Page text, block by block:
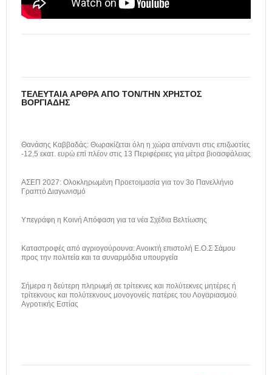
ΤΕΛΕΥΤΑΊΑ ΆΡΘΡΑ ΑΠΌ ΤΟΝ/ΤΗΝ ΧΡΉΣΤΟΣ
ΒΟΡΓΙΆΔΗΣ
Θανάσης Καββαδάς: Θωρακίζεται όλη η χώρα απέναντι στις επιζωοτίες
-12,5 εκατ. ευρώ επί πλέον στις 13 Περιφέρειες για μέτρα βιοασφάλειας
ΑΣΕΠ 2027: Ολοκληρωμένη Προετοιμασία για τον 3ο Πανελλήνιο
Γραπτό Διαγωνισμό
Υπεγράφη η Κοινή Απόφαση για τα νέα Σχέδια Βελτίωσης
Καταστροφές από αγριογούρουνα: Ανοικτή επιστολή Ε.Ο.Σ Σάμου
προς την πολιτεία και τα συναρμόδια υπουργεία
Σήμερα η δεύτερη πληρωμή σε τρίτεκνες και πολύτεκνες μητέρες ή
τρίτεκνους και πολύτεκνους μονογονείς πατέρες του Λογαριασμού
Αγροτικής Εστίας